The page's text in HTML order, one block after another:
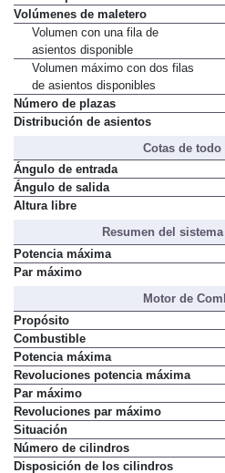
Filtro de partículas
Volúmenes de maletero
Volumen con una fila de
asientos disponible
Volumen máximo con dos filas
de asientos disponibles
Número de plazas
Cotas de todo
Ángulo de entrada
Ángulo de salida
Resumen del
Potencia máxima
Motor de
Propósito
Combustible
Potencia máxima
Revoluciones potencia máxima
Par máximo
Revoluciones par máximo
Situación
Número de cilindros